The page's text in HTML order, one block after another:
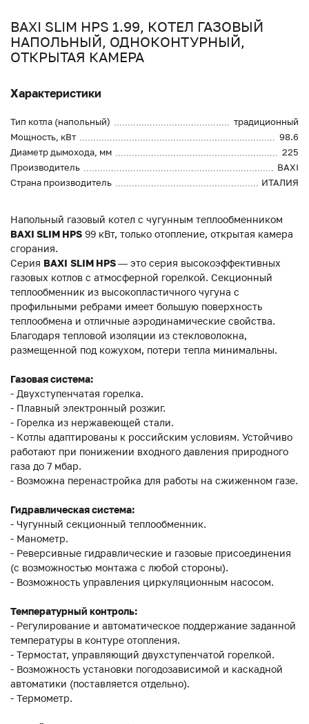
BAXI SLIM HPS 1.99, КОТЕЛ ГАЗОВЫЙ
НАПОЛЬНЫЙ, ОДНОКОНТУРНЫЙ,
ОТКРЫТАЯ КАМЕРА
Характеристики
Тип котла (напольный)
традиционный
Мощность, кВт
98.6
Диаметр дымохода, мм
225
Производитель
BAXI
Страна производитель
ИТАЛИЯ
Напольный газовый котел с чугунным теплообменником
BAXI SLIM HPS 99 кВт, только отопление, открытая камера
сгорания.
Серия BAXI SLIM HPS— это серия высокоэффективных
газовых котлов с атмосферной горелкой. Секционный
теплообменник из высокопластичного чугуна с
профильными ребрами имеет большую поверхность
теплообмена и отличные аэродинамические свойства.
Благодаря тепловой изоляции из стекловолокна,
размещенной под кожухом, потери тепла минимальны.
Газовая система:
- Двухступенчатая горелка.
- Плавный электронный розжиг.
- Горелка из нержавеющей стали.
- Котлы адаптированы к российским условиям. Устойчиво
работают при понижении входного давления природного
газа до 7 мбар.
- Возможна перенастройка для работы на сжиженном газе.
Гидравлическая система:
- Чугунный секционный теплообменник.
- Манометр.
- Реверсивные гидравлические и газовые присоединения
(с возможностью монтажа с любой стороны).
- Возможность управления циркуляционным насосом.
Температурный контроль:
- Регулирование и автоматическое поддержание заданной
температуры в контуре отопления.
- Термостат, управляющий двухступенчатой горелкой.
- Возможность установки погодозависимой и каскадной
автоматики (поставляется отдельно).
- Термометр.